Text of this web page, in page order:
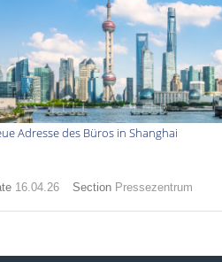
Adresse des Büros in Shanghai
16.04.26Section Pressezentrum